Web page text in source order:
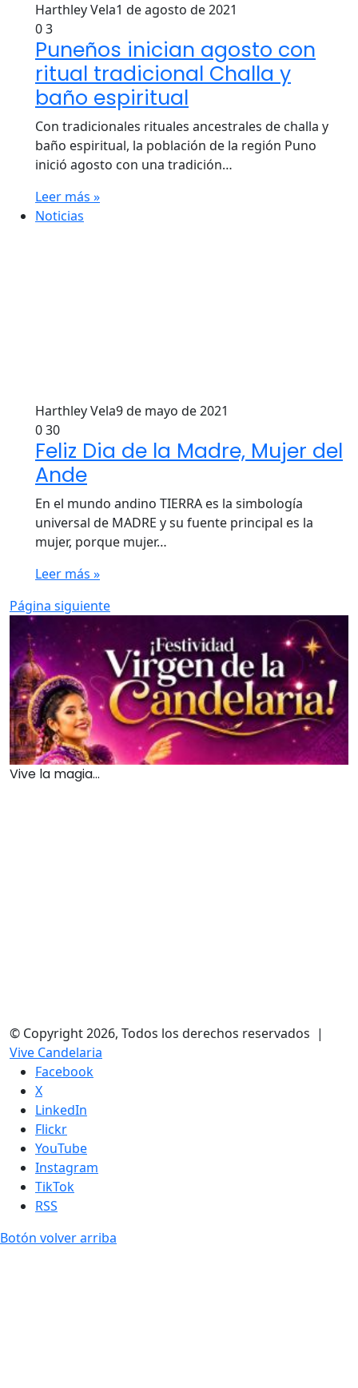
Harthley Vela1 de agosto de 2021
03
Puneños inician agosto con
ritual tradicional Challa y
baño espiritual
Con tradicionales rituales ancestrales de challa y
baño espiritual, la población de la región Puno
inició agosto con una tradición…
Leer más »
Noticias
Harthley Vela9 de mayo de 2021
030
Feliz Dia de la Madre, Mujer del
Ande
En el mundo andino TIERRA es la simbología
universal de MADRE y su fuente principal es la
mujer, porque mujer…
Leer más »
Página siguiente
Vive la magia...
© Copyright 2026, Todos los derechos reservados |
Vive Candelaria
Facebook
X
LinkedIn
Flickr
YouTube
Instagram
TikTok
RSS
Botón volver arriba